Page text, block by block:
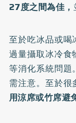
27度之間為佳，
至於吃冰品或喝
過量攝取冰冷食
等消化系統問題
需注意。至於
用涼席或竹席避